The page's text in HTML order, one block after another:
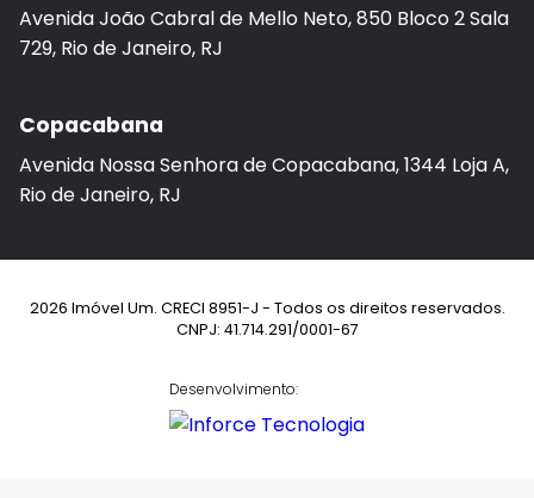
Avenida João Cabral de Mello Neto, 850 Bloco 2 Sala
729, Rio de Janeiro, RJ
Copacabana
Avenida Nossa Senhora de Copacabana, 1344 Loja A,
Rio de Janeiro, RJ
2026 Imóvel Um. CRECI 8951-J - Todos os direitos reservados.
CNPJ: 41.714.291/0001-67
Desenvolvimento: